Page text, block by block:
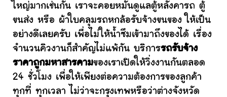
ใหญ่มากเช่นกัน เราจะคอยหมั่นดูแลตู้หลังคารถ ตู้
ขนส่ง หรือ ผ้าใบคลุมรถหกล้อรับจ้างขนของ ให้เป็น
อย่างดีเลยครับ เพื่อไม่ให้น้ำซึมเข้ามาถึงของได้ เรื่อง
จำนวนคิวงานก็สำคัญไม่แพ้กัน บริการรถรับจ้าง
ราคาถูกมหาสารคามของเราเปิดให้วิ่งงานกันตลอด
24 ชั่วโมง เพื่อให้เพียงต่อความต้องการของลูกค้า
ทุกที่ ทุกเวลา ไม่ว่าจะกรุงเทพหรือว่าต่างจังหวัด